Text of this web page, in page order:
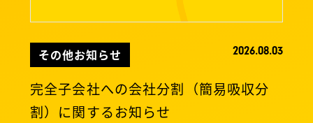
その他お知らせ 2026.08.03
完全子会社への会社分割（簡易吸収分
割）に関するお知らせ